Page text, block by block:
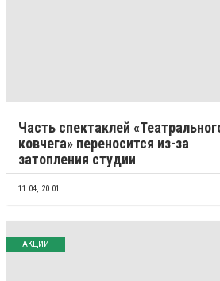
Часть спектаклей
ковчега» переносится из-за
затопления студии
11:04, 20.01
АКЦИИ